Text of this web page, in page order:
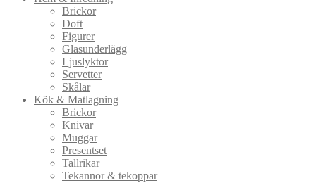
Brickor
Doft
Figurer
Glasunderlägg
Ljuslyktor
Servetter
Skålar
Kök & Matlagning
Brickor
Knivar
Muggar
Presentset
Tallrikar
Tekannor & tekoppar